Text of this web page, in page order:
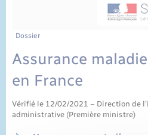
Dossier
Assurance
en France
Vérifié le 12/02/2021 – Direction de
administrative (Première ministre)